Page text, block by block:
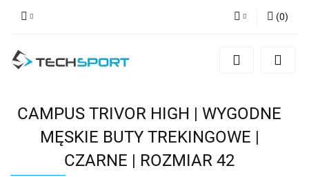
Zaloguj się
(0)
CAMPUS TRIVOR HIGH | WYGODNE
MĘSKIE BUTY TREKINGOWE |
CZARNE | ROZMIAR 42